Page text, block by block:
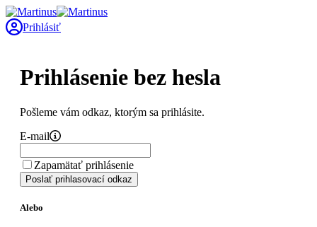
Prihlásiť
Prihlásenie bez hesla
Pošleme vám odkaz, ktorým sa prihlásite.
E-mail
Zapamätať prihlásenie
Poslať prihlasovací odkaz
Alebo